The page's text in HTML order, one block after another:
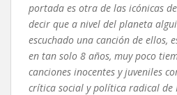
portada es otra de las icónicas
decir que a nivel del planeta
escuchado una canción de ellos,
en tan solo 8 años, muy poco
canciones inocentes y juveniles
crítica social y política radical de